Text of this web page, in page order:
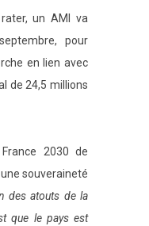
un AMI va
pour
en lien avec
de 24,5 millions
2030 de
souveraineté
des atouts de la
que le pays est